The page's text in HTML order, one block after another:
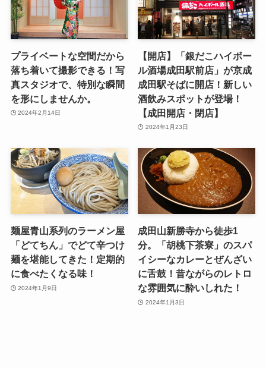
プライベートな空間だから
落ち着いて撮影できる！写
真スタジオで、特別な瞬間
を形にしませんか。
2024年2月14日
【開店】「銀だこハイボー
ル酒場成田駅前店」が京成
成田駅そばに開店！新しい
酒飲みスポットが登場！
【成田開店・閉店】
2024年1月23日
麺屋青山系列のラーメン屋
「どてちん」でどて辛つけ
麺を堪能してきた！定期的
に食べたくなる味！
2024年1月9日
成田山新勝寺から徒歩1
分。「胡桃下茶寮」のスパ
イシーなカレーとぜんざい
に舌鼓！昔ながらのレトロ
な雰囲気に酔いしれた！
2024年1月3日